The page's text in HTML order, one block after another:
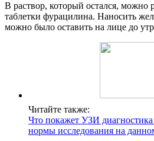
В раствор, который остался, можно
таблетки фурацилина. Наносить
можно было оставить на лице до
Читайте также:
Что покажет УЗИ
нормы исследования на